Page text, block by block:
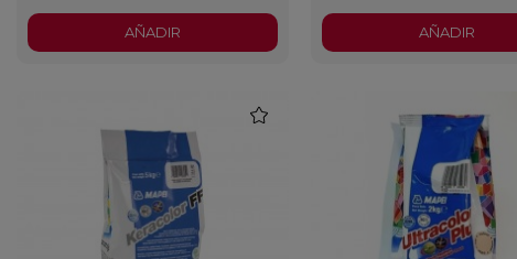
AÑADIR AÑADIR
favorite